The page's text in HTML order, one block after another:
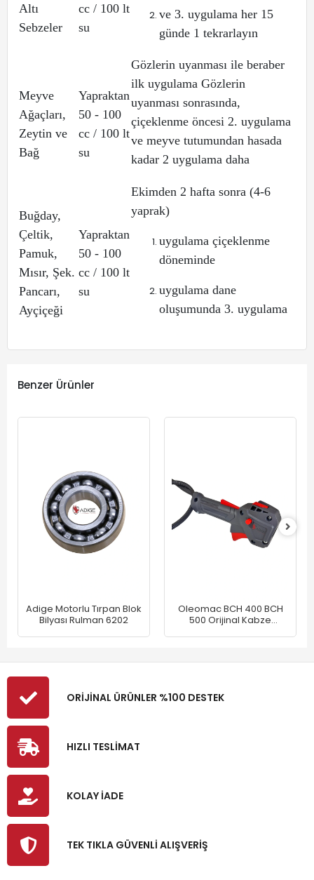
Altı
Sebzeler
cc / 100 lt
su
ve 3. uygulama her 15
günde 1 tekrarlayın
Meyve
Ağaçları,
Zeytin ve
Bağ
Yapraktan
50 - 100
cc / 100 lt
su
Gözlerin uyanması ile beraber
ilk uygulama Gözlerin
uyanması sonrasında,
çiçeklenme öncesi 2. uygulama
ve meyve tutumundan hasada
kadar 2 uygulama daha
Buğday,
Çeltik,
Pamuk,
Mısır, Şek.
Pancarı,
Ayçiçeği
Yapraktan
50 - 100
cc / 100 lt
su
Ekimden 2 hafta sonra (4-6
yaprak)
uygulama çiçeklenme
döneminde
uygulama dane
oluşumunda 3. uygulama
Benzer Ürünler
Adige Motorlu Tırpan Blok
Bilyası Rulman 6202
Oleomac BCH 400 BCH
500 Orijinal Kabze
ORİJİNAL ÜRÜNLER %100 DESTEK
HIZLI TESLİMAT
KOLAY İADE
TEK TIKLA GÜVENLİ ALIŞVERİŞ